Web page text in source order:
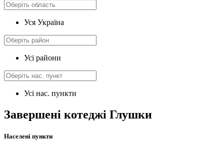
Уся Україна
Усі райони
Усі нас. пункти
Завершені котеджі Глушки
Населені пункти